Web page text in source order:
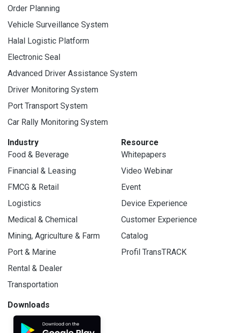
Order Planning
Vehicle Surveillance System
Halal Logistic Platform
Electronic Seal
Advanced Driver Assistance System
Driver Monitoring System
Port Transport System
Car Rally Monitoring System
Industry
Food & Beverage
Financial & Leasing
FMCG & Retail
Logistics
Medical & Chemical
Mining, Agriculture & Farm
Port & Marine
Rental & Dealer
Transportation
Resource
Whitepapers
Video Webinar
Event
Device Experience
Customer Experience
Catalog
Profil TransTRACK
Downloads